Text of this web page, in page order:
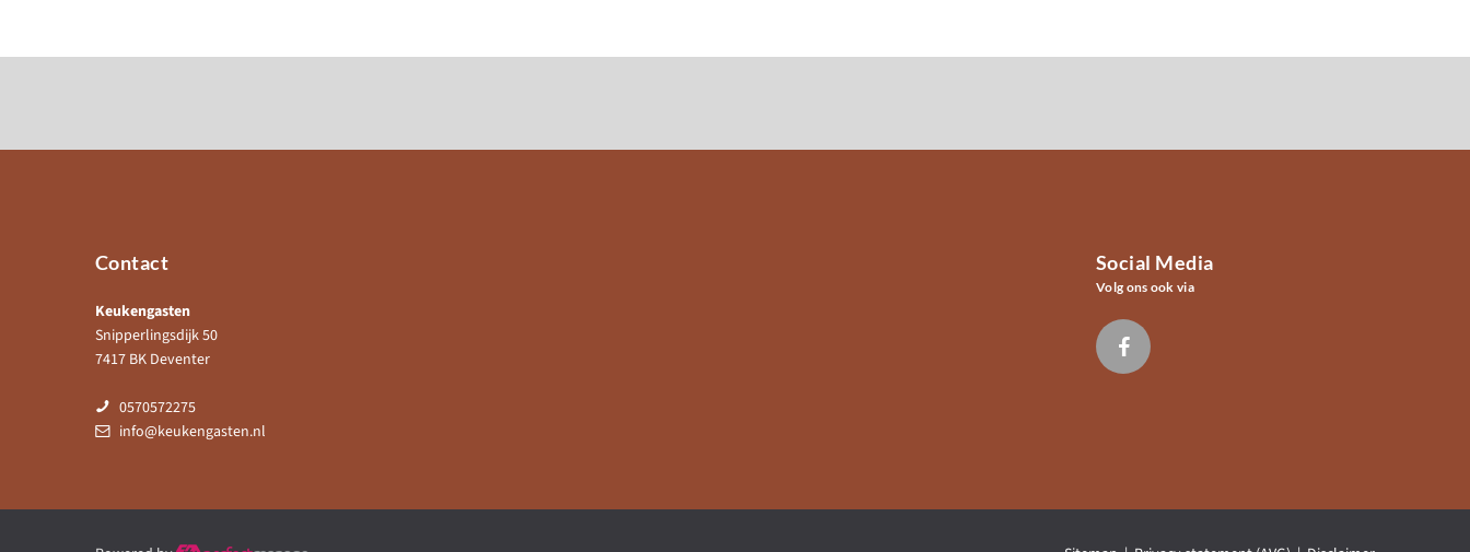
Contact
Keukengasten
Snipperlingsdijk 50
7417 BK Deventer
0570572275
info@keukengasten.nl
Social Media
Volg ons ook via